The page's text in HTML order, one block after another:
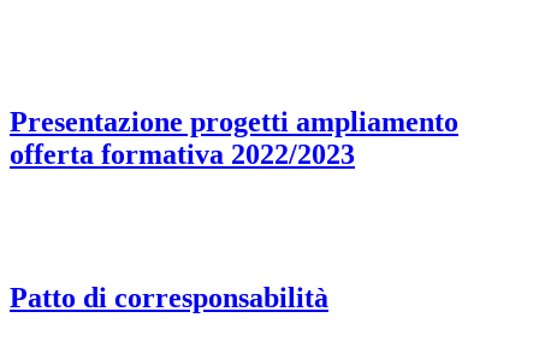
Presentazione progetti ampliamento
offerta formativa 2022/2023
Patto di corresponsabilità